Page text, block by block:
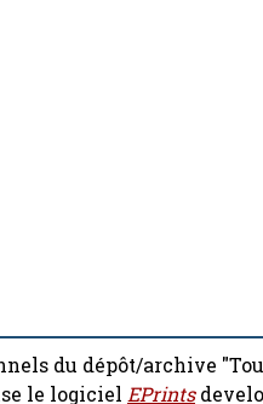
du dépôt/archive
le logiciel EPrints